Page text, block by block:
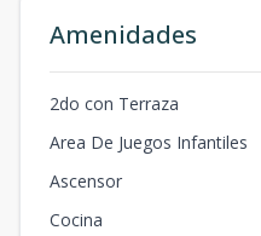
Amenidades
2do con Terraza
Area De Juegos Infantiles
Ascensor
Cocina